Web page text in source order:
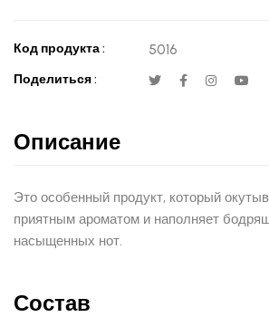
Код продукта : 5016
Поделиться :
Описание
Это особенный продукт, который
приятным ароматом и наполняет
насыщенных нот.
Состав